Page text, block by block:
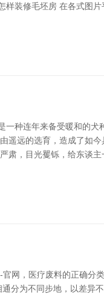
样装修毛坯房 在各式图
一种连年来备受暖和的
遥远的选育，造成了如
肃，目光矍铄，给东谈
网，医疗废料的正确分
分为不同步地，以差异